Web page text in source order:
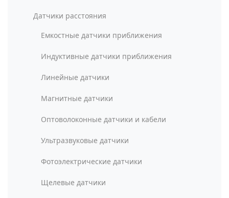
Датчики расстояния
Емкостные датчики приближения
Индуктивные датчики приближения
Линейные датчики
Магнитные датчики
Оптоволоконные датчики и кабели
Ультразвуковые датчики
Фотоэлектрические датчики
Щелевые датчики